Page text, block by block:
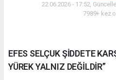
22.06.2026 - 17:52,
7989+ kez
EFES SELÇUK ŞİDDETE
YÜREK YALNIZ DEĞİLDİR”